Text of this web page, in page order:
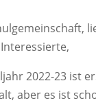
2022-23 ist
aber es ist